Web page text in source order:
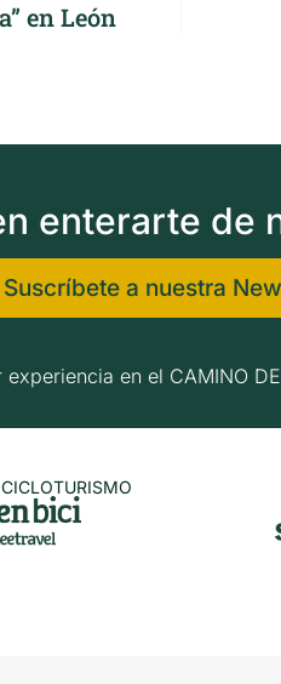
en León
enterarte de
Suscríbete a nuestra
en el CAMINO DE